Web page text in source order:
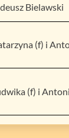
Bielawski
(f) i
(f) i